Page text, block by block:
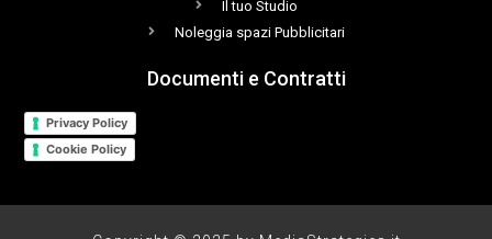
Il tuo Studio
Noleggia spazi Pubblicitari
Documenti e Contratti
Privacy Policy
Cookie Policy